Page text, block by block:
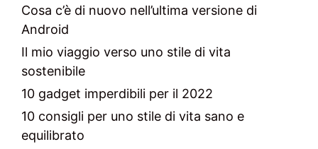
Cosa c’è di nuovo nell’ultima versione di
Android
Il mio viaggio verso uno stile di vita
sostenibile
10 gadget imperdibili per il 2022
10 consigli per uno stile di vita sano e
equilibrato